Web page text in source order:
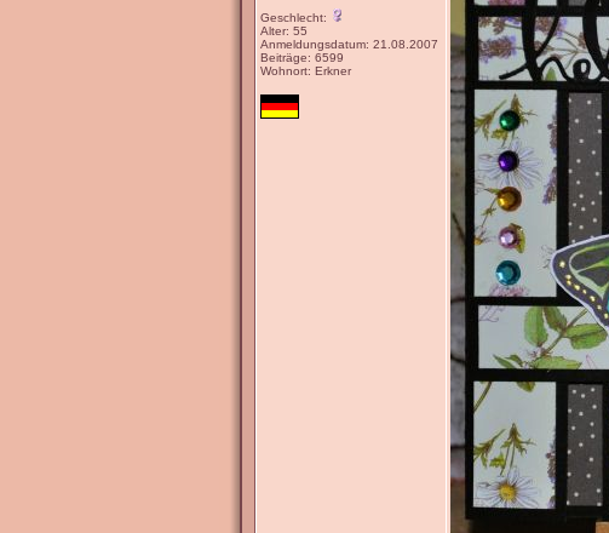
Geschlecht:
Alter: 55
Anmeldungsdatum: 21.08.2007
Beiträge: 6599
Wohnort: Erkner